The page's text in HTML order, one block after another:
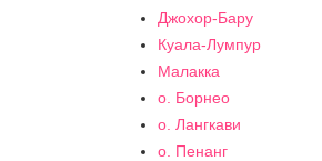
Джохор-Бару
Куала-Лумпур
Малакка
о. Борнео
о. Лангкави
о. Пенанг